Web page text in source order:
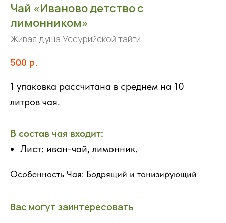
Чай «Иваново детство с
лимонником»
Живая душа Уссурийской тайги.
500 р.
1 упаковка рассчитана в среднем на 10
литров чая.
В состав чая входит:
Лист: иван-чай, лимонник.
Особенность Чая: Бодрящий и тонизирующий
Вас могут заинтересовать